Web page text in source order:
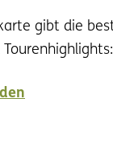
gibt die